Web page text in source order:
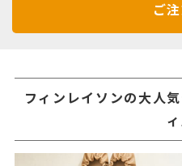
ご
フィンレイソンの大人
ィ